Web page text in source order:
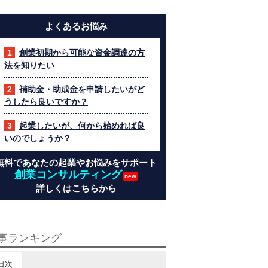
よくあるお悩み
創業初期から可能な資金調達の方
法を知りたい
補助金・助成金を申請したいがど
うしたら良いですか？
起業したいが、何から始めれば良
いのでしょうか？
料であなたの起業やお悩みをサポート
創業コンサルティング
詳しくはこちらから
ランキング
次